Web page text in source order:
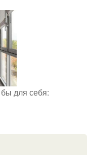
для себя: